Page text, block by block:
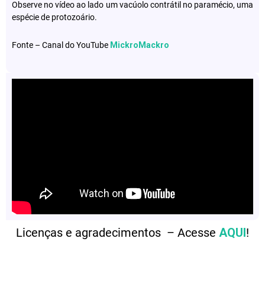
Observe no vídeo ao lado um vacúolo contrátil no paramécio, uma
espécie de protozoário.
Fonte – Canal do YouTube MickroMackro
Licenças e agradecimentos – Acesse AQUI!